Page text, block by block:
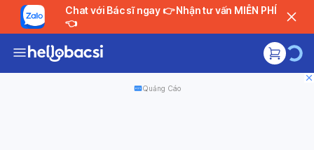
Chat với Bác sĩ ngay 👉 Nhận tư vấn MIỄN PHÍ
👈
Quảng Cáo